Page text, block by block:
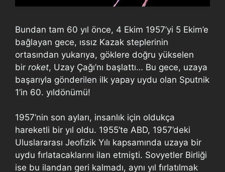
Bundan tam 60 yıl önce, 4 Ekim 1957’yi 5 Ekim’e
bağlayan gece, ıssız Kazak steplerinin
ortasından yukarıya, göklere doğru yükselen
bir roket, Uzay Çağı’nı başlattı… Bu gece, uzaya
başarıyla gönderilen ilk yapay uydu olan Sputnik
1’in 60. yıldönümü!
1957’nin son ayları, insanlık için oldukça
hareketli bir yıl oldu. 1955’te ABD, 1957’deki
Uluslararası Jeofizik Yılı kapsamında uzaya bir
uydu fırlatacaklarını ilan etmişti. Sovyetler Birliği
ise bu ilandan geri kalmadı, aynı yıl fırlatılmak